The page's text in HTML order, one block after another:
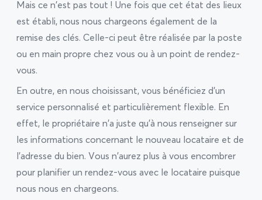
Mais ce n’est pas tout ! Une fois que cet état des lieux
est établi, nous nous chargeons également de la
remise des clés. Celle-ci peut être réalisée par la poste
ou en main propre chez vous ou à un point de rendez-
vous.
En outre, en nous choisissant, vous bénéficiez d’un
service personnalisé et particulièrement flexible. En
effet, le propriétaire n’a juste qu’à nous renseigner sur
les informations concernant le nouveau locataire et de
l’adresse du bien. Vous n’aurez plus à vous encombrer
pour planifier un rendez-vous avec le locataire puisque
nous nous en chargeons.